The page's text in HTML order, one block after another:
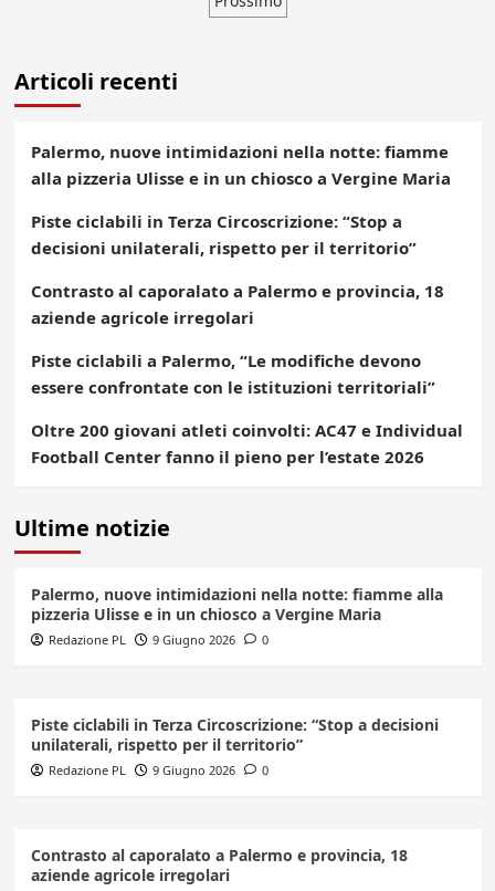
Articoli recenti
Palermo, nuove intimidazioni nella notte: fiamme
alla pizzeria Ulisse e in un chiosco a Vergine Maria
Piste ciclabili in Terza Circoscrizione: “Stop a
decisioni unilaterali, rispetto per il territorio”
Contrasto al caporalato a Palermo e provincia, 18
aziende agricole irregolari
Piste ciclabili a Palermo, “Le modifiche devono
essere confrontate con le istituzioni territoriali”
Oltre 200 giovani atleti coinvolti: AC47 e Individual
Football Center fanno il pieno per l’estate 2026
Ultime notizie
Palermo, nuove intimidazioni nella notte: fiamme alla
pizzeria Ulisse e in un chiosco a Vergine Maria
Redazione PL 9 Giugno 2026 0
Piste ciclabili in Terza Circoscrizione: “Stop a decisioni
unilaterali, rispetto per il territorio”
Redazione PL 9 Giugno 2026 0
Contrasto al caporalato a Palermo e provincia, 18
aziende agricole irregolari